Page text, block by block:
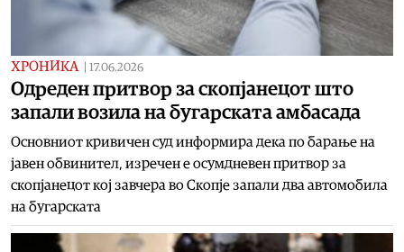
ХРОНИКА 17.06.2026
Одреден притвор за скопјанецот што
запали возила на бугарската амбасада
Основниот кривичен суд информира дека по барање на
јавен обвинител, изречен е осумдневен притвор за
скопјанецот кој завчера во Скопје запали два автомобила
на бугарската